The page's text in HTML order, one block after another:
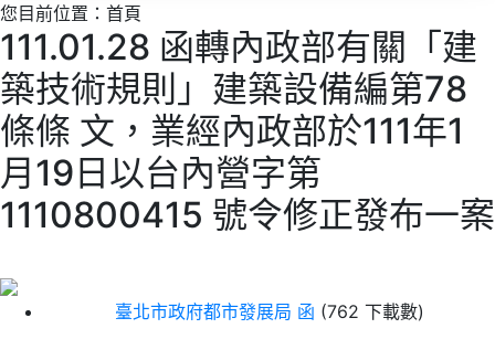
您目前位置： 首頁
111.01.28 函轉內政部有關「建
築技術規則」建築設備編第78
條條 文，業經內政部於111年1
月19日以台內營字第
1110800415 號令修正發布一案
臺北市政府都市發展局 函 (762 下載數)